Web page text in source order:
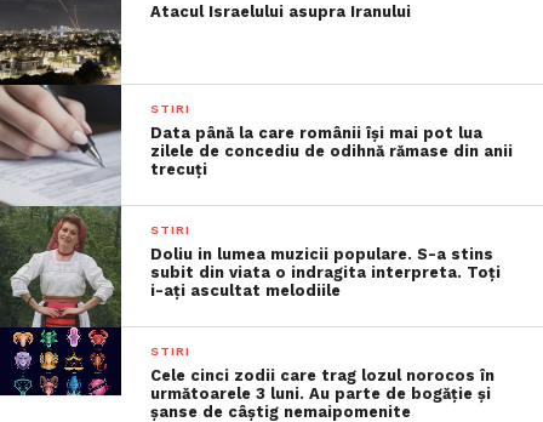
Atacul Israelului asupra Iranului
STIRI
Data până la care românii îşi mai pot lua
zilele de concediu de odihnă rămase din anii
trecuţi
STIRI
Doliu in lumea muzicii populare. S-a stins
subit din viata o indragita interpreta. Toți
i-ați ascultat melodiile
STIRI
Cele cinci zodii care trag lozul norocos în
următoarele 3 luni. Au parte de bogăție și
șanse de câștig nemaipomenite